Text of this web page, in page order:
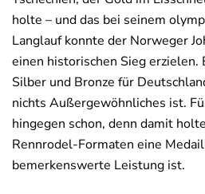
holte – und das bei seinem
Langlauf konnte der Norweger
einen historischen Sieg erzielen.
Silber und Bronze für
nichts Außergewöhnliches ist.
hingegen schon, denn damit
Rennrodel-Formaten eine
bemerkenswerte Leistung ist.